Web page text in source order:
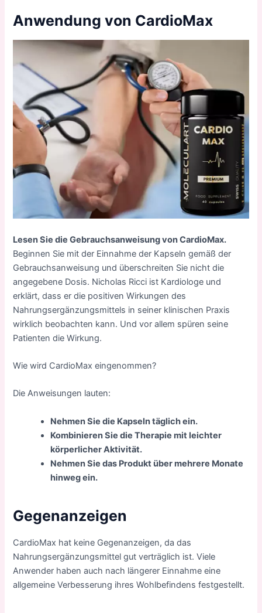
Anwendung von CardioMax
Lesen Sie die Gebrauchsanweisung von CardioMax.
Beginnen Sie mit der Einnahme der Kapseln gemäß der
Gebrauchsanweisung und überschreiten Sie nicht die
angegebene Dosis. Nicholas Ricci ist Kardiologe und
erklärt, dass er die positiven Wirkungen des
Nahrungsergänzungsmittels in seiner klinischen Praxis
wirklich beobachten kann. Und vor allem spüren seine
Patienten die Wirkung.
Wie wird CardioMax eingenommen?
Die Anweisungen lauten:
Nehmen Sie die Kapseln täglich ein.
Kombinieren Sie die Therapie mit leichter
körperlicher Aktivität.
Nehmen Sie das Produkt über mehrere Monate
hinweg ein.
Gegenanzeigen
CardioMax hat keine Gegenanzeigen, da das
Nahrungsergänzungsmittel gut verträglich ist. Viele
Anwender haben auch nach längerer Einnahme eine
allgemeine Verbesserung ihres Wohlbefindens festgestellt.